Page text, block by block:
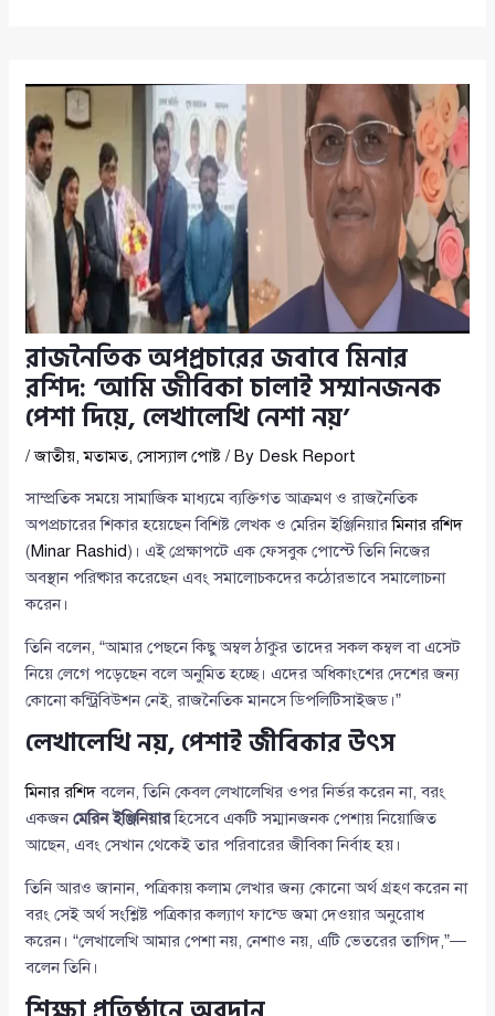
রাজনৈতিক অপপ্রচারের জবাবে মিনার
রশিদ: ‘আমি জীবিকা চালাই সম্মানজনক
পেশা দিয়ে, লেখালেখি নেশা নয়’
/জাতীয়,মতামত,সোস্যাল পোষ্ট / By Desk Report
সাম্প্রতিক সময়ে সামাজিক মাধ্যমে ব্যক্তিগত আক্রমণ ও রাজনৈতিক
অপপ্রচারের শিকার হয়েছেন বিশিষ্ট লেখক ও মেরিন ইঞ্জিনিয়ারমিনার রশিদ
(Minar Rashid)। এই প্রেক্ষাপটে এক ফেসবুক পোস্টে তিনি নিজের
অবস্থান পরিষ্কার করেছেন এবং সমালোচকদের কঠোরভাবে সমালোচনা
করেন।
তিনি বলেন, “আমার পেছনে কিছু অম্বল ঠাকুর তাদের সকল কম্বল বা এসেট
নিয়ে লেগে পড়েছেন বলে অনুমিত হচ্ছে। এদের অধিকাংশের দেশের জন্য
কোনো কন্ট্রিবিউশন নেই, রাজনৈতিক মানসে ডিপলিটিসাইজড।”
লেখালেখি নয়, পেশাই জীবিকার উৎস
মিনার রশিদবলেন, তিনি কেবল লেখালেখির ওপর নির্ভর করেন না, বরং
একজনমেরিন ইঞ্জিনিয়ারহিসেবে একটি সম্মানজনক পেশায় নিয়োজিত
আছেন, এবং সেখান থেকেই তার পরিবারের জীবিকা নির্বাহ হয়।
তিনি আরও জানান, পত্রিকায় কলাম লেখার জন্য কোনো অর্থ গ্রহণ করেন না
বরং সেই অর্থ সংশ্লিষ্ট পত্রিকার কল্যাণ ফান্ডে জমা দেওয়ার অনুরোধ
করেন। “লেখালেখি আমার পেশা নয়, নেশাও নয়, এটি ভেতরের তাগিদ,”—
বলেন তিনি।